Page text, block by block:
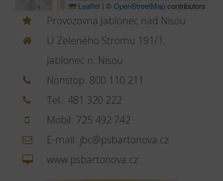
Leaflet | ©OpenStreetMapcontributors
Provozovna Jablonec nad Nisou
U Zeleného Stromu 191/1,
Jablonec n. Nisou
Nonstop: 800 110 211
Tel.: 481 320 222
Mobil: 725 492 742
E-mail: jbc@psbartonova.cz
www.psbartonova.cz